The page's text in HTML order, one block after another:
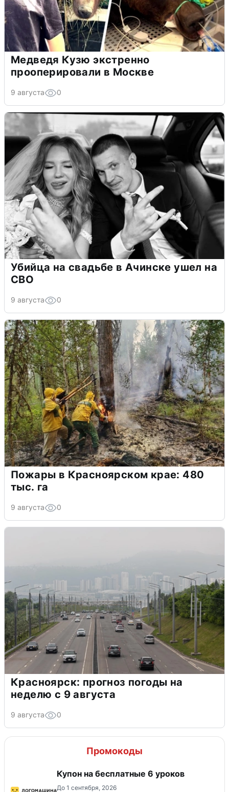
Медведя Кузю экстренно
прооперировали в Москве
9 августа 0
Убийца на свадьбе в Ачинске ушел на
СВО
9 августа 0
Пожары в Красноярском крае: 480
тыс. га
9 августа 0
Красноярск: прогноз погоды на
неделю с 9 августа
9 августа 0
Промокоды
Купон на бесплатные 6 уроков
До 1 сентября, 2026